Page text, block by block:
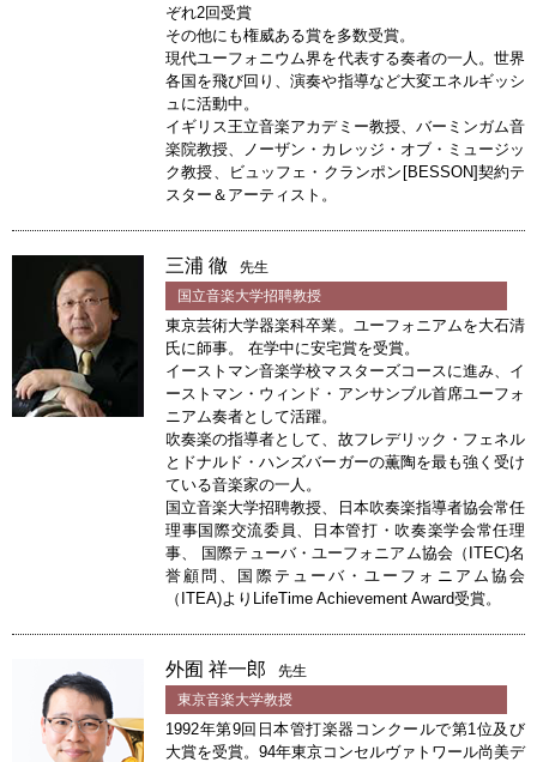
ぞれ2回受賞
その他にも権威ある賞を多数受賞。
現代ユーフォニウム界を代表する奏者の一人。世界
各国を飛び回り、演奏や指導など大変エネルギッシ
ュに活動中。
イギリス王立音楽アカデミー教授、バーミンガム音
楽院教授、ノーザン・カレッジ・オブ・ミュージッ
ク教授、ビュッフェ・クランポン[BESSON]契約テ
スター＆アーティスト。
三浦 徹
先生
国立音楽大学招聘教授
東京芸術大学器楽科卒業。ユーフォニアムを大石清
氏に師事。 在学中に安宅賞を受賞。
イーストマン音楽学校マスターズコースに進み、イ
ーストマン・ウィンド・アンサンブル首席ユーフォ
ニアム奏者として活躍。
吹奏楽の指導者として、故フレデリック・フェネル
とドナルド・ハンズバーガーの薫陶を最も強く受け
ている音楽家の一人。
国立音楽大学招聘教授、日本吹奏楽指導者協会常任
理事国際交流委員、日本管打・吹奏楽学会常任理
事、 国際テューバ・ユーフォニアム協会（ITEC)名
誉顧問、国際テューバ・ユーフォニアム協会
（ITEA)よりLifeTime Achievement Award受賞。
外囿 祥一郎
先生
東京音楽大学教授
1992年第9回日本管打楽器コンクールで第1位及び
大賞を受賞。94年東京コンセルヴァトワール尚美デ